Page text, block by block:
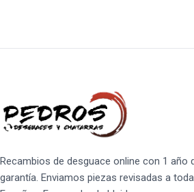
Recambios de desguace online con 1 año
garantía. Enviamos piezas revisadas a toda